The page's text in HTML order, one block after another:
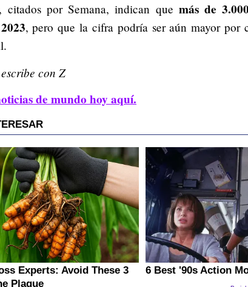
citados por Semana, indican que más de
, pero que la cifra podría ser aún mayor por
con Z
de mundo hoy aquí.